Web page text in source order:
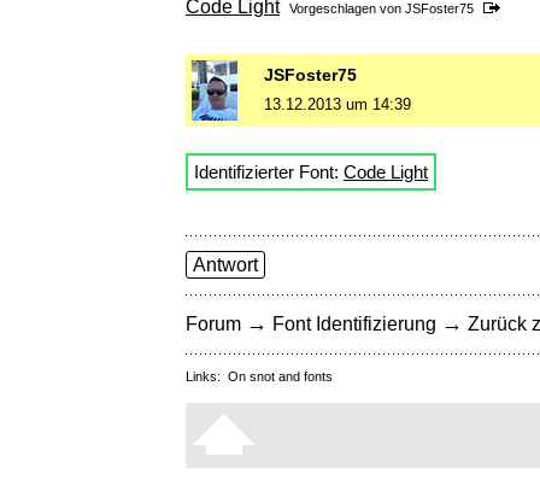
Code Light Vorgeschlagen von JSFoster75
JSFoster75
13.12.2013 um 14:39
Identifizierter Font: Code Light
Antwort
Forum → Font Identifizierung → Zurück
Links: On snot and fonts